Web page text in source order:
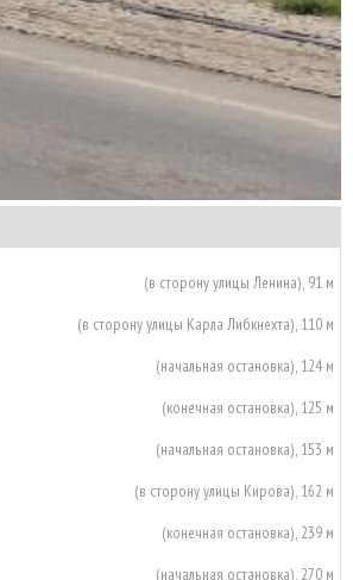
(в сторону улицы Ленина), 91 м
(в сторону улицы Карла Либкнехта), 110 м
(начальная остановка), 124 м
(конечная остановка), 125 м
(начальная остановка), 153 м
(в сторону улицы Кирова), 162 м
(конечная остановка), 239 м
(начальная остановка), 270 м